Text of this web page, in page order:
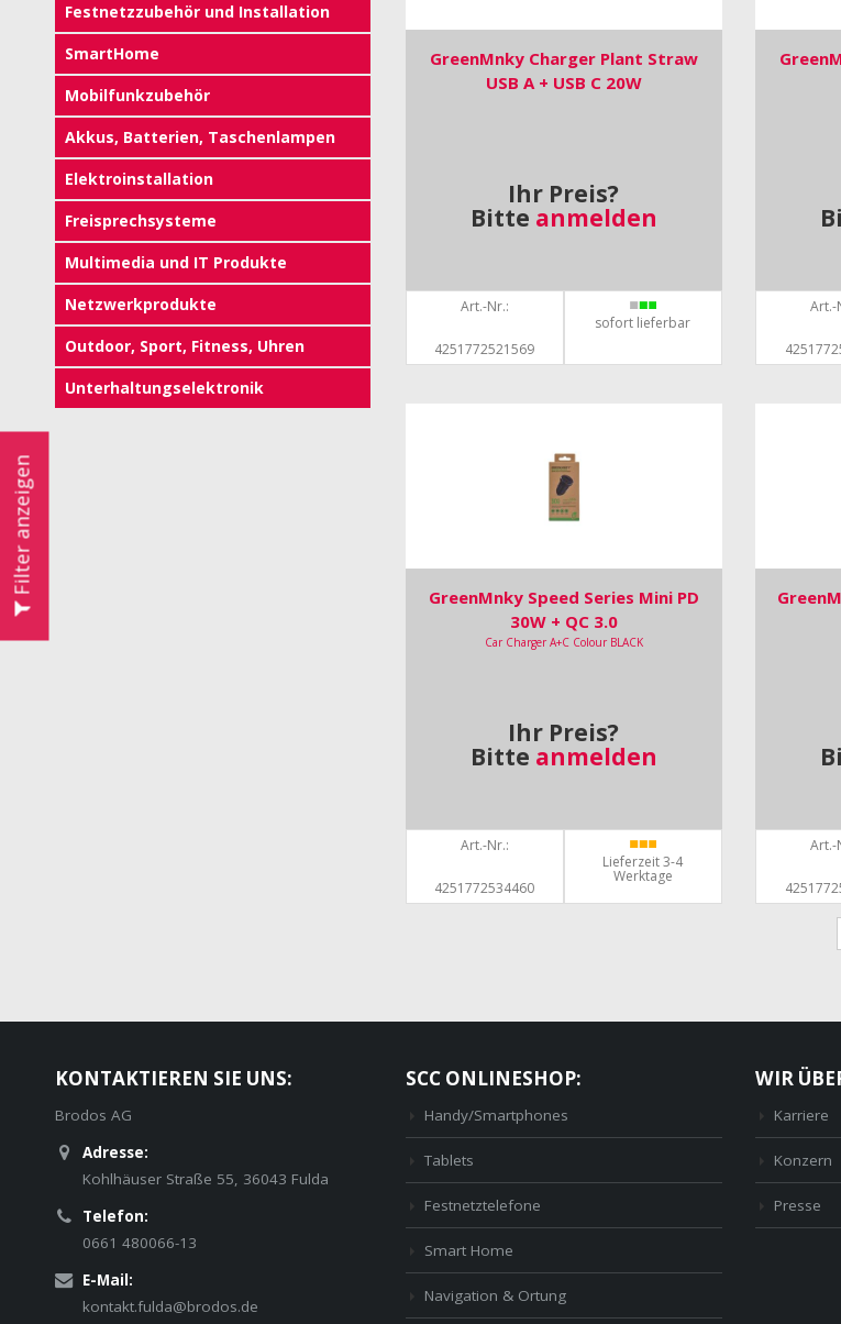
Filter anzeigen
Festnetzzubehör und Installation
SmartHome
Mobilfunkzubehör
Akkus, Batterien, Taschenlampen
Elektroinstallation
Freisprechsysteme
Multimedia und IT Produkte
Netzwerkprodukte
Outdoor, Sport, Fitness, Uhren
Unterhaltungselektronik
GreenMnky Charger Plant Straw
USB A + USB C 20W
Ihr Preis?
Bitte anmelden
Art.-Nr.:
4251772521569
sofort lieferbar
Art.-
GreenMnky Speed Series Mini PD
30W + QC 3.0
Car Charger A+C Colour BLACK
Ihr Preis?
Bitte anmelden
Art.-Nr.:
4251772534460
Lieferzeit 3-4
Werktage
Art.-
KONTAKTIEREN SIE UNS:
Brodos AG
Adresse:
Kohlhäuser Straße 55, 36043 Fulda
Telefon:
0661 480066-13
E-Mail:
kontakt.fulda@brodos.de
SCC ONLINESHOP:
Handy/Smartphones
Tablets
Festnetztelefone
Smart Home
Navigation & Ortung
WIR
Karriere
Konzern
Presse